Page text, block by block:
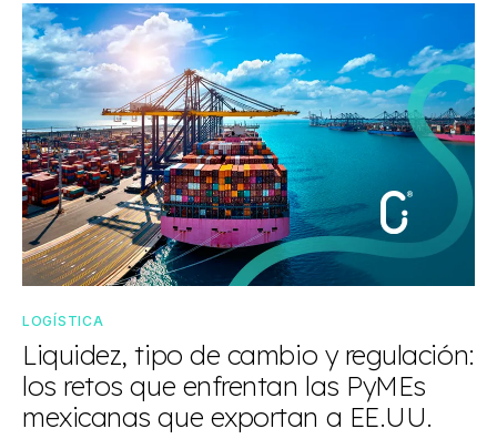
LOGÍSTICA
Liquidez, tipo de cambio y regulación:
los retos que enfrentan las PyMEs
mexicanas que exportan a EE.UU.